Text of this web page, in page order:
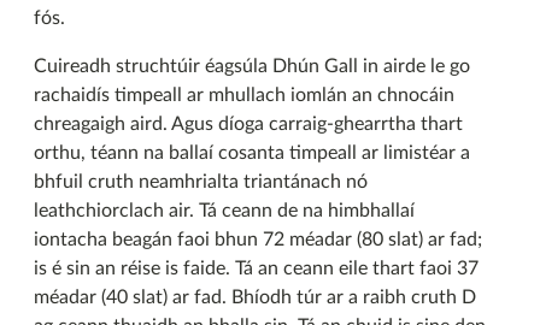
fós.
Cuireadh struchtúir éagsúla Dhún Gall in airde le go
rachaidís timpeall ar mhullach iomlán an chnocáin
chreagaigh aird. Agus díoga carraig-ghearrtha thart
orthu, téann na ballaí cosanta timpeall ar limistéar a
bhfuil cruth neamhrialta triantánach nó
leathchiorclach air. Tá ceann de na himbhallaí
iontacha beagán faoi bhun 72 méadar (80 slat) ar fad;
is é sin an réise is faide. Tá an ceann eile thart faoi 37
méadar (40 slat) ar fad. Bhíodh túr ar a raibh cruth D